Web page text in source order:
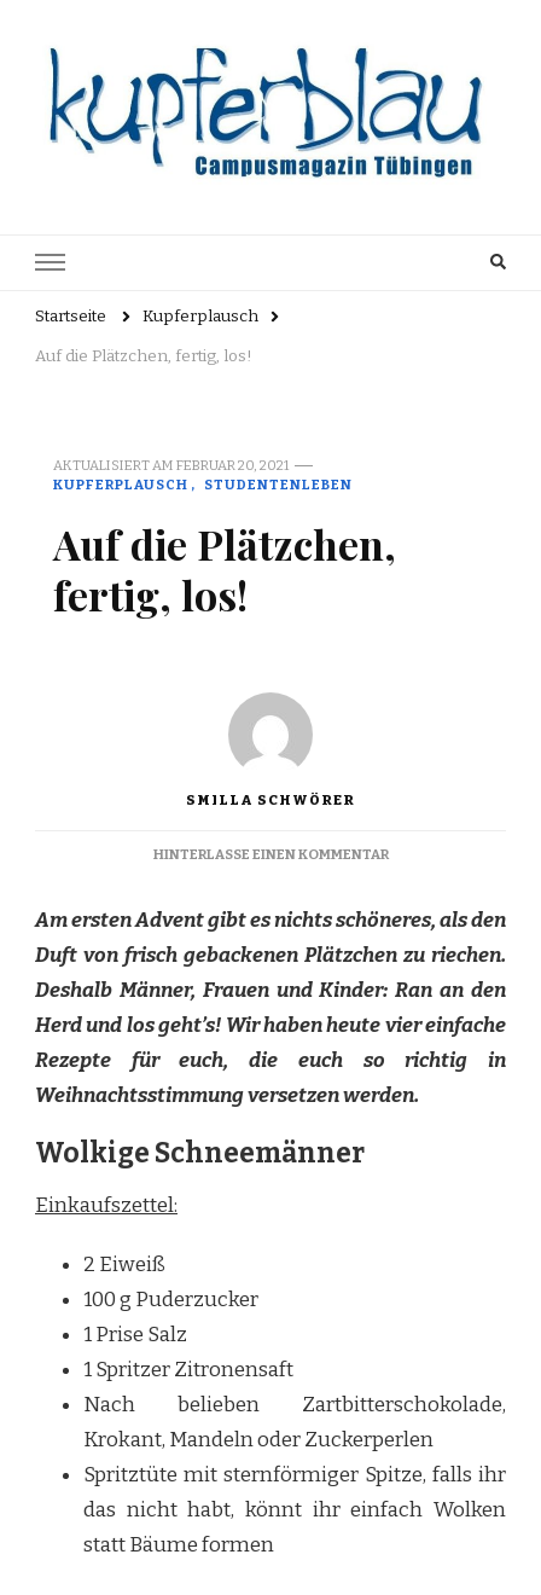
Archiv
Startseite Kupferplausch
Auf die Plätzchen, fertig, los!
AKTUALISIERT AM FEBRUAR 20, 2021
KUPFERPLAUSCH
STUDENTENLEBEN
Auf die Plätzchen,
fertig, los!
SMILLA SCHWÖRER
HINTERLASSE EINEN KOMMENTARZU
PLÄTZCHEN,
LOS!
Am ersten Advent gibt es nichts schöneres, als den
Duft von frisch gebackenen Plätzchen zu riechen.
Deshalb Männer, Frauen und Kinder: Ran an den
Herd und los geht’s! Wir haben heute vier einfache
Rezepte für euch, die euch so richtig in
Weihnachtsstimmung versetzen werden.
Wolkige Schneemänner
Einkaufszettel:
2 Eiweiß
100 g Puderzucker
1 Prise Salz
1 Spritzer Zitronensaft
Nach belieben Zartbitterschokolade,
Krokant, Mandeln oder Zuckerperlen
Spritztüte mit sternförmiger Spitze, falls ihr
das nicht habt, könnt ihr einfach Wolken
statt Bäume formen